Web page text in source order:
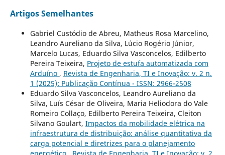
Artigos Semelhantes
Gabriel Custódio de Abreu, Matheus Rosa Marcelino,
Leandro Aureliano da Silva, Lúcio Rogério Júnior,
Marcelo Lucas, Eduardo Silva Vasconcelos, Edilberto
Pereira Teixeira, Projeto de estufa automatizada com
Arduíno , Revista de Engenharia, TI e Inovação: v. 2 n.
1 (2025): Publicação Contínua - ISSN: 2966-2508
Eduardo Silva Vasconcelos, Leandro Aureliano da
Silva, Luís César de Oliveira, Maria Heliodora do Vale
Romeiro Collaço, Edilberto Pereira Teixeira, Cleiton
Silvano Goulart, Impactos da mobilidade elétrica na
infraestrutura de distribuição: análise quantitativa da
carga potencial e diretrizes para o planejamento
energético , Revista de Engenharia, TI e Inovação: v. 2